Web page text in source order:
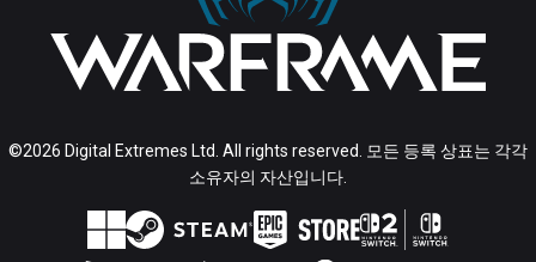
©2026 Digital Extremes Ltd. All rights reserved. 모든 등록 상표는 각각
소유자의 자산입니다.